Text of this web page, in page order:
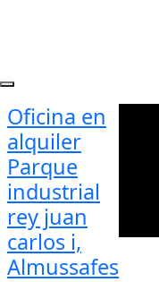
Oficina en
alquiler
Parque
industrial
rey juan
carlos i,
Almussafes